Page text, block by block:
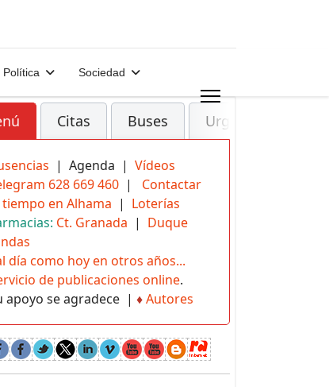
Política Sociedad
Citas Buses Urgencias
| Agenda | Vídeos
628 669 460 | Contactar
tiempo en Alhama | Loterías
Ct. Granada | Duque
día como hoy en otros años...
de publicaciones online.
apoyo se agradece | ♦Autores